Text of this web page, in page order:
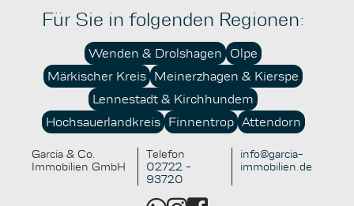
Für Sie in folgenden Regionen:
Wenden & Drolshagen
Olpe
Märkischer Kreis Meinerzhagen & Kierspe
Lennestadt & Kirchhundem
Hochsauerlandkreis
Finnentrop Attendorn
Garcia & Co.
Immobilien GmbH
Telefon
02722 -
93720
info@garcia-
immobilien.de